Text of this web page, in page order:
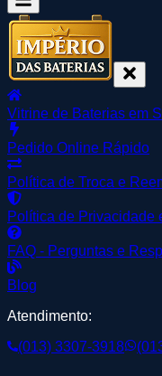
Vitrine de Baterias em
Pedido Online Rápido
Política de Troca e
Política de Privacidade
FAQ - Perguntas e
Blog
Atendimento:
(013) 3307-3918